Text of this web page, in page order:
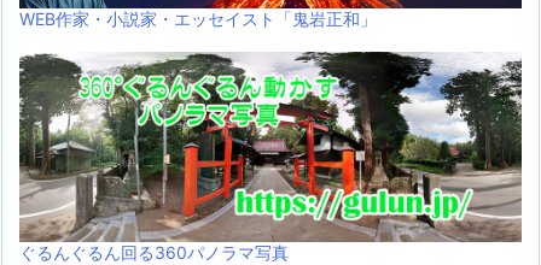
WEB作家・小説家・エッセイスト「鬼岩正和」
ぐるんぐるん回る360パノラマ写真